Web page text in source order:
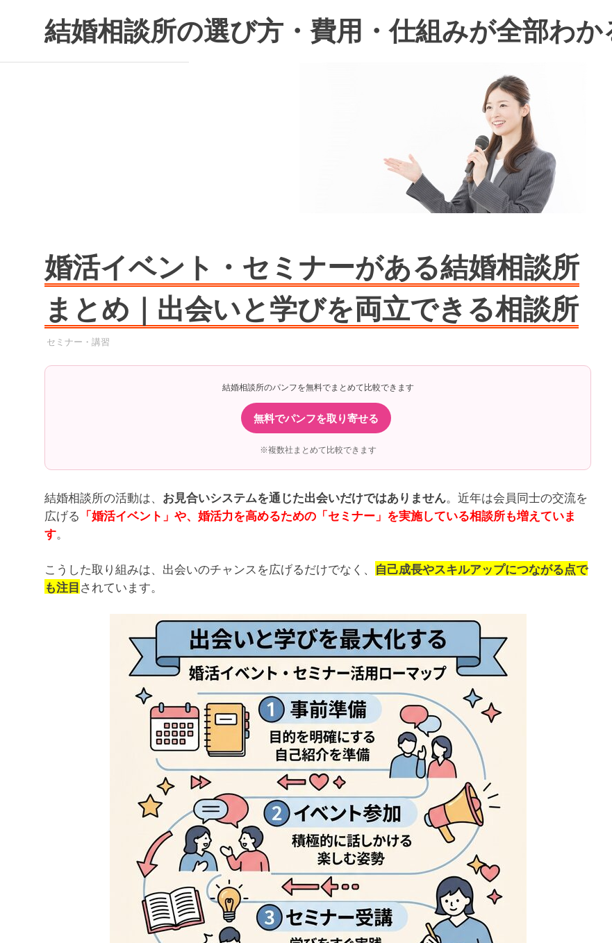
結婚相談所の選び方・費用・仕組みが全部わ
婚活イベント・セミナーがある結婚相談所
まとめ｜出会いと学びを両立できる相談所
2025年9月8日
YYYPRO
セミナー・講習
結婚相談所のパンフを無料でまとめて比較できます
無料でパンフを取り寄せる
※複数社まとめて比較できます
結婚相談所の活動は、 お見合いシステムを通じた出会いだけではありません 。近年は会員同士の交流を
広げる 「婚活イベント」や、婚活力を高めるための「セミナー」を実施している相談所も増えていま
す
こうした取り組みは、出会いのチャンスを広げるだけでなく、 自己成長やスキルアップにつながる点で
も注目 されています。